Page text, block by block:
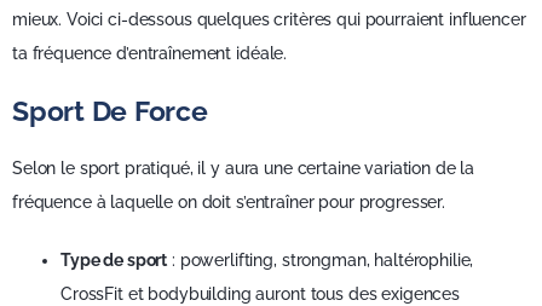
mieux. Voici ci-dessous quelques critères qui pourraient influencer
ta fréquence d’entraînement idéale.
Sport De Force
Selon le sport pratiqué, il y aura une certaine variation de la
fréquence à laquelle on doit s’entraîner pour progresser.
Type de sport : powerlifting, strongman, haltérophilie,
CrossFit et bodybuilding auront tous des exigences